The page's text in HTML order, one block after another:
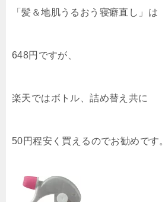
「髪＆地肌うるおう寝癖直し」は
648円ですが、
楽天ではボトル、詰め替え共に
50円程安く買えるのでお勧めです。